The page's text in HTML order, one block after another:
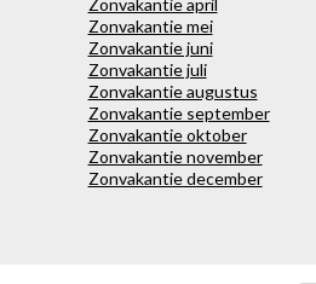
Zonvakantie april
Zonvakantie mei
Zonvakantie juni
Zonvakantie juli
Zonvakantie augustus
Zonvakantie september
Zonvakantie oktober
Zonvakantie november
Zonvakantie december